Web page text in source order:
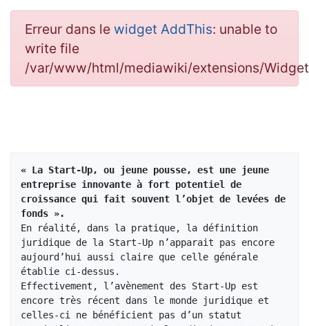
Erreur dans le widget AddThis: unable to
write file
/var/www/html/mediawiki/extensions/
« La Start-Up, ou jeune pousse, est une jeune
entreprise innovante à fort potentiel de
croissance qui fait souvent l’objet de levées de
fonds ».
En réalité, dans la pratique, la définition
juridique de la Start-Up n’apparait pas encore
aujourd’hui aussi claire que celle générale
établie ci-dessus.
Effectivement, l’avènement des Start-Up est
encore très récent dans le monde juridique et
celles-ci ne bénéficient pas d’un statut